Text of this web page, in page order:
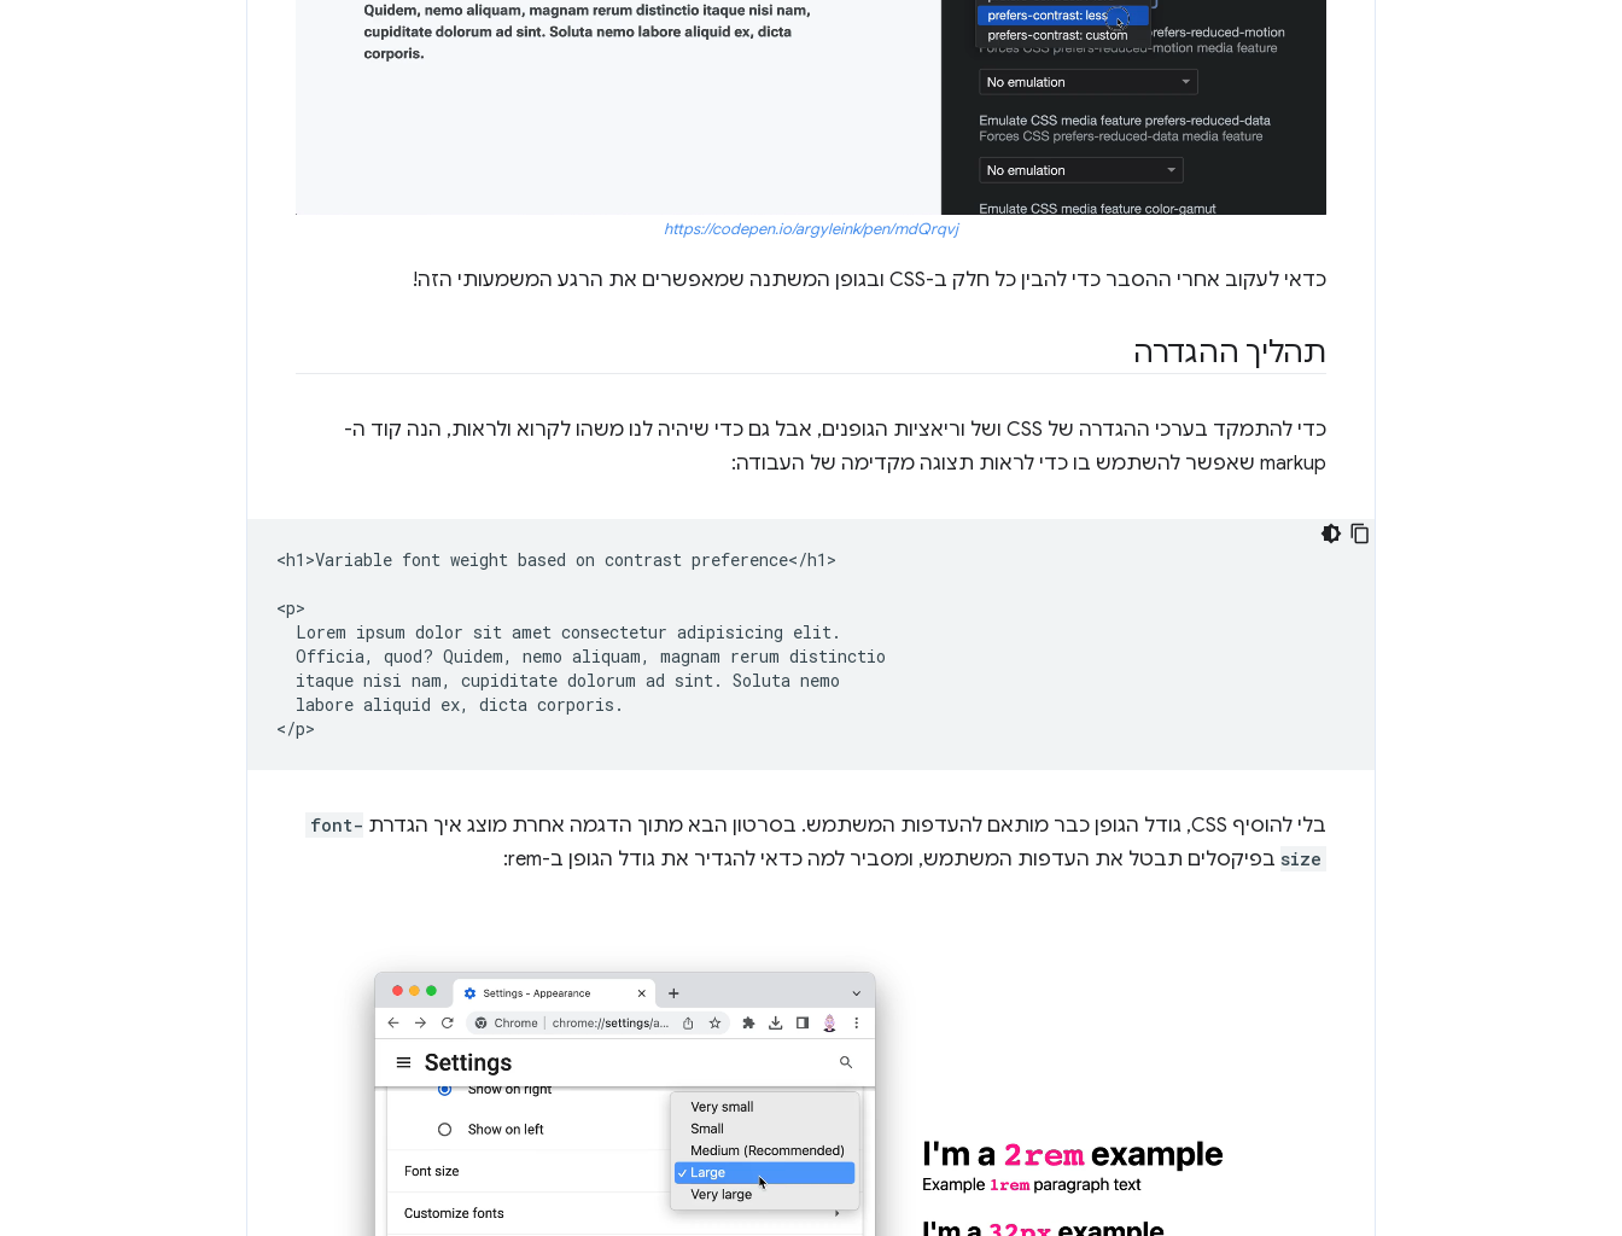
https://codepen.io/argyleink/pen/mdQrqvj
כדאי לעקוב אחרי ההסבר כדי להבין כל חלק ב-CSS ובגופן המשתנה שמאפשרים את הרגע המשמעותי הזה!
תהליך ההגדרה
כדי להתמקד בערכי ההגדרה של CSS ושל וריאציות הגופנים, אבל גם כדי שיהיה לנו משהו לקרוא ולראות, הנה קוד ה-
markup שאפשר להשתמש בו כדי לראות תצוגה מקדימה של העבודה:
<h1>Variable font weight based on contrast preference</h1>
<p>
  Lorem ipsum dolor sit amet consectetur adipisicing elit.
  Officia, quod? Quidem, nemo aliquam, magnam rerum distinctio
  itaque nisi nam, cupiditate dolorum ad sint. Soluta nemo
  labore aliquid ex, dicta corporis.
בלי להוסיף CSS, גודל הגופן כבר מותאם להעדפות המשתמש. בסרטון הבא מתוך הדגמה אחרת מוצג איך הגדרת
font-
size בפיקסלים תבטל את העדפות המשתמש, ומסביר למה כדאי להגדיר את גודל הגופן ב-rem: